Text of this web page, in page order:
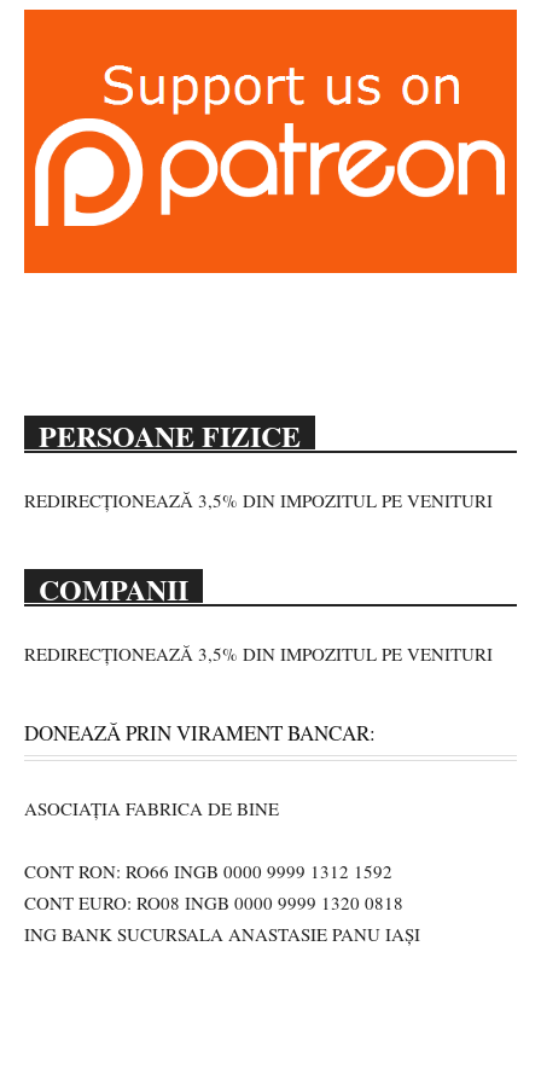
PERSOANE FIZICE
REDIRECȚIONEAZĂ 3,5% DIN IMPOZITUL PE VENITURI
COMPANII
REDIRECȚIONEAZĂ 3,5% DIN IMPOZITUL PE VENITURI
DONEAZĂ PRIN VIRAMENT BANCAR:
ASOCIAȚIA FABRICA DE BINE
CONT RON: RO66 INGB 0000 9999 1312 1592
CONT EURO: RO08 INGB 0000 9999 1320 0818
ING BANK SUCURSALA ANASTASIE PANU IAȘI